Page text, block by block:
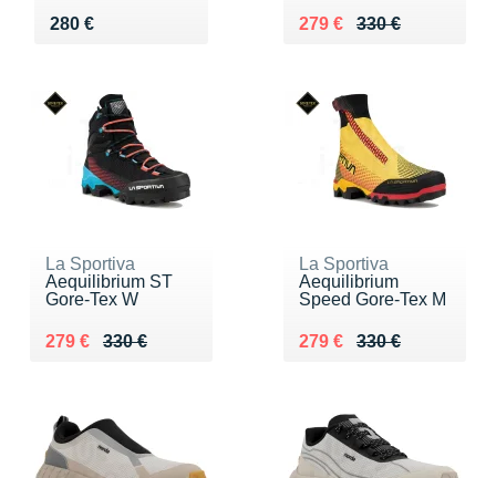
280 €
Vendu 280 € 330 €
Au lieu de 330 €
279 €
Vendu 279 €
La Sportiva
Aequilibrium ST
Gore-Tex W
330 €
Au lieu de 330 €
279 €
Vendu 279 €
La Sportiva
Aequilibrium
Speed Gore-Tex M
330 €
Au lieu de 330 €
279 €
Vendu 279 €